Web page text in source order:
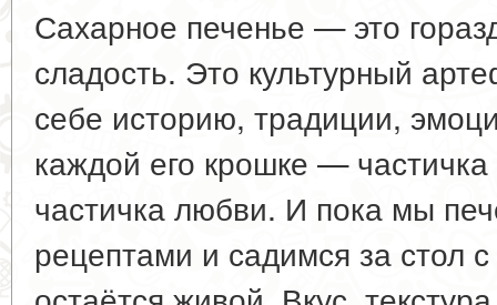
Сахарное печенье — это
сладость. Это культурный
себе историю, традиции,
каждой его крошке —
частичка любви. И пока мы
рецептами и садимся за стол